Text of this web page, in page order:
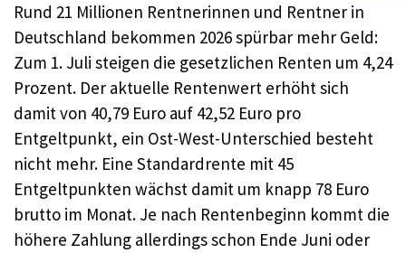
Rund 21 Millionen Rentnerinnen und Rentner in
Deutschland bekommen 2026 spürbar mehr Geld:
Zum 1. Juli steigen die gesetzlichen Renten um 4,24
Prozent. Der aktuelle Rentenwert erhöht sich
damit von 40,79 Euro auf 42,52 Euro pro
Entgeltpunkt, ein Ost-West-Unterschied besteht
nicht mehr. Eine Standardrente mit 45
Entgeltpunkten wächst damit um knapp 78 Euro
brutto im Monat. Je nach Rentenbeginn kommt die
höhere Zahlung allerdings schon Ende Juni oder